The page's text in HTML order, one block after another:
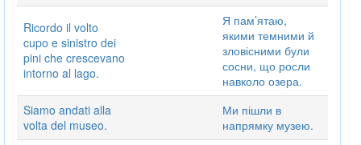
Ricordo il volto
cupo e sinistro dei
pini che crescevano
intorno al lago.
Я пам’ятаю,
якими темними й
зловісними були
сосни, що росли
навколо озера.
Siamo andati alla
volta del museo.
Ми пішли в
напрямку музею.